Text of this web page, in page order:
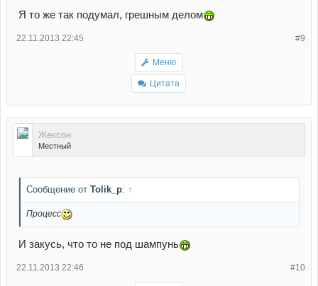
Я то же так подумал, грешным делом
#9
22.11.2013 22:45
Меню
Цитата
Жексон
Местный
Сообщение от Tolik_p: ↑
Процесс
И закусь, что то не под шампунь
#10
22.11.2013 22:46